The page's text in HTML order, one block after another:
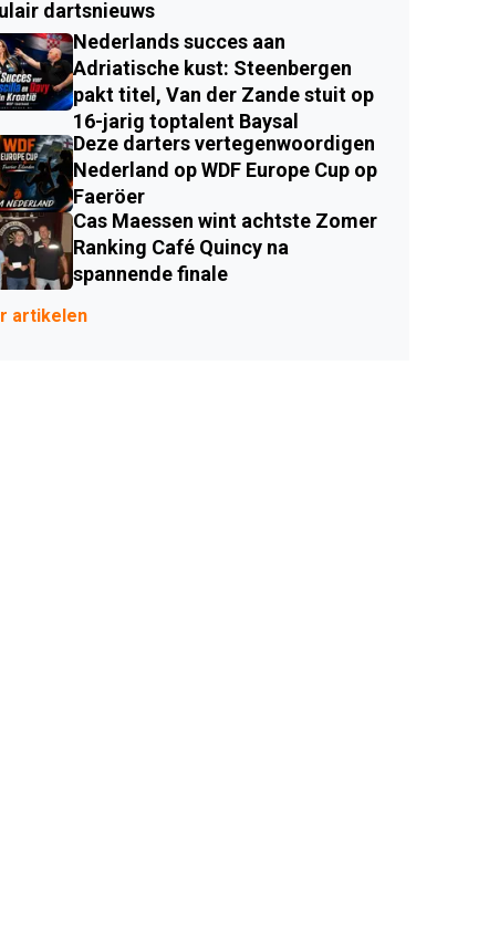
dartsnieuws
Nederlands succes aan
Adriatische kust: Steenbergen
pakt titel, Van der Zande stuit op
16-jarig toptalent Baysal
Deze darters vertegenwoordigen
Nederland op WDF Europe Cup op
Faeröer
Cas Maessen wint achtste Zomer
Ranking Café Quincy na
spannende finale
artikelen